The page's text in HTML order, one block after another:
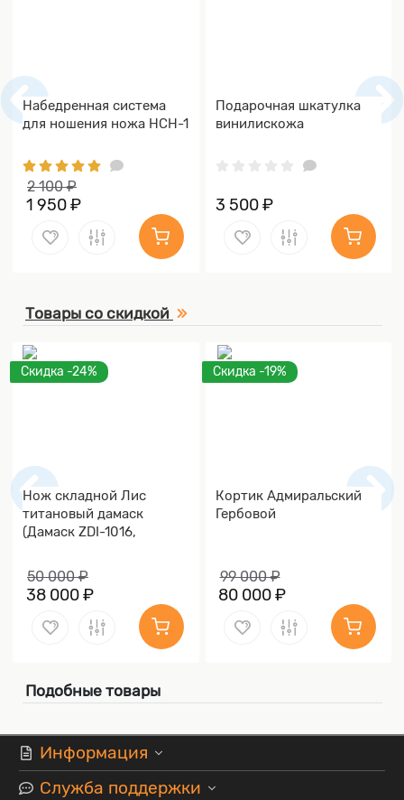
Набедренная система
для ношения ножа НСН-1
2 100 ₽
1 950 ₽
Подарочная шкатулка
винилискожа
3 500 ₽
Товары со скидкой
Скидка -24%
Нож складной Лис
титановый дамаск
(Дамаск ZDI-1016,
50 000 ₽
38 000 ₽
Скидка -19%
Кортик Адмиральский
Гербовой
99 000 ₽
80 000 ₽
Подобные товары
Информация
Служба поддержки